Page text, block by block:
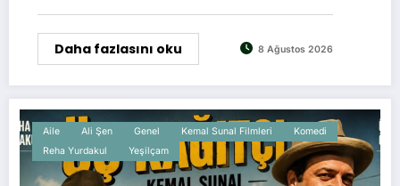
Daha fazlasını oku 8 Ağustos 2026
Aile Ali Şen Genel Kemal Sunal Filmleri
Komedi
Reha Yurdakul
Yeşilçam